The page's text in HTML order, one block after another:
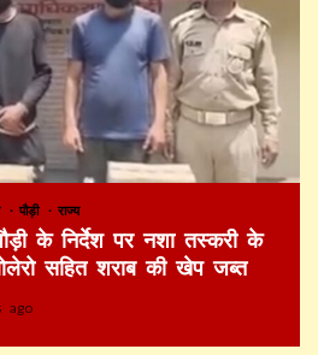
पौड़ी राज्य
के निर्देश पर नशा तस्करी के
सहित शराब की खेप जब्त
ago